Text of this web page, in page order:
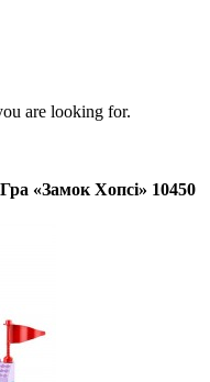
are looking for.
«Замок Хопсі» 10450